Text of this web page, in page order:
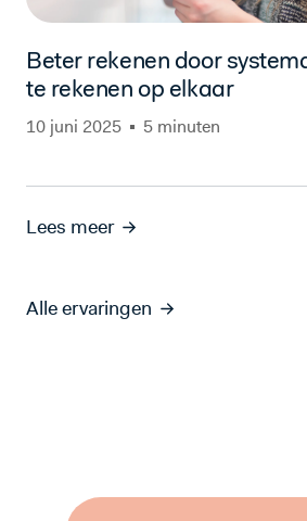
Beter rekenen door
te rekenen op elkaar
10 juni 2025 5 minuten
Lees meer
Alle ervaringen